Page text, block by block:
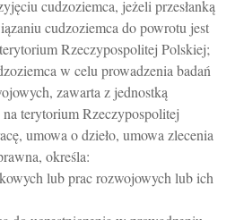
cudzoziemca, jeżeli przesłanką
cudzoziemca do powrotu jest
Rzeczypospolitej Polskiej;
w celu prowadzenia badań
zawarta z jednostką
terytorium Rzeczypospolitej
umowa o dzieło, umowa zlecenia
określa:
lub prac rozwojowych lub ich